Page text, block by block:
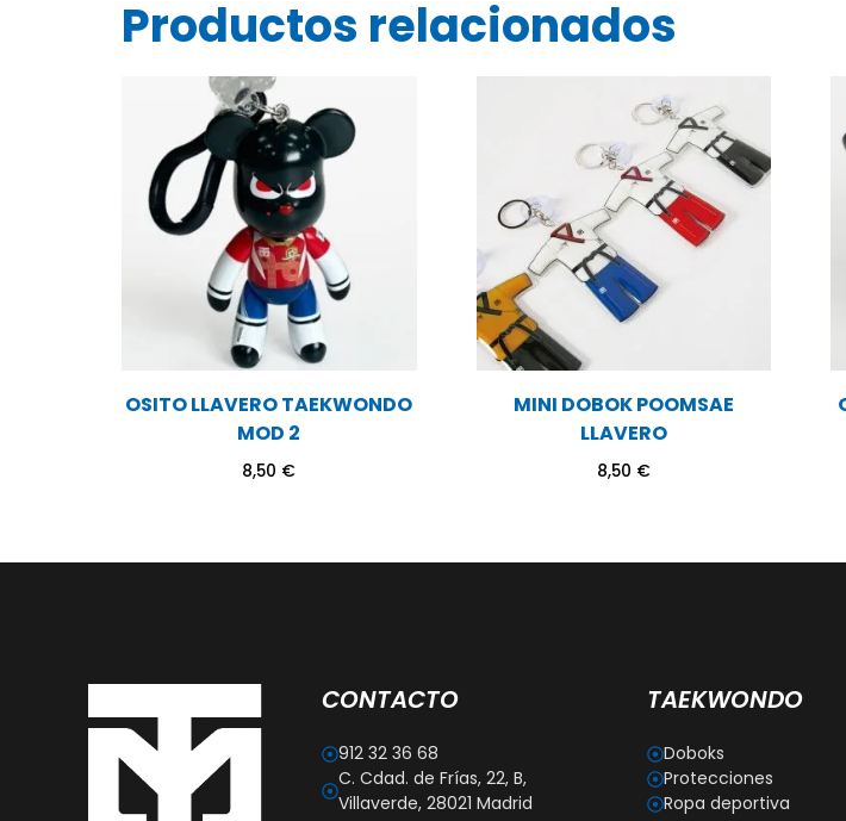
Productos relacionados
OSITO LLAVERO TAEKWONDO
MOD 2
8,50 €
MINI DOBOK POOMSAE
LLAVERO
8,50 €
CONTACTO
912 32 36 68
C. Cdad. de Frías, 22, B,
Villaverde, 28021 Madrid
TAEKWONDO
Doboks
Protecciones
Ropa deportiva